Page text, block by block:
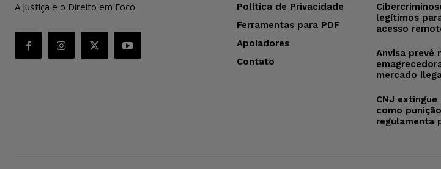
A Justiça e o Direito em Foco
Política de Privacidade
Ferramentas para PDF
Apoiadores
Contato
legítimos
acesso
Anvisa prevê
mercado
CNJ
como
regulamenta